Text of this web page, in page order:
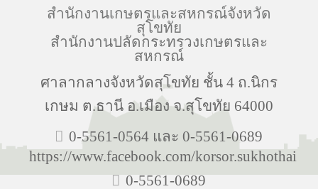
สำนักงานเกษตรและสหกรณ์จังหวัด
สุโขทัย
สำนักงานปลัดกระทรวงเกษตรและ
สหกรณ์
ศาลากลางจังหวัดสุโขทัย ชั้น 4 ถ.นิกร
เกษม ต.ธานี อ.เมือง จ.สุโขทัย 64000
0-5561-0564 และ 0-5561-0689
https://www.facebook.com/korsor.sukhothai
0-5561-0689